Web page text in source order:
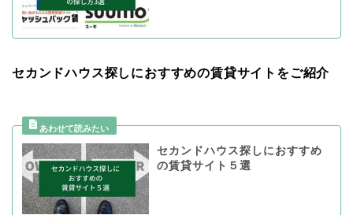
セカンドハウス探しにおすすめの賃貸サイトをご紹介
セカンドハウス探しにおすすめ
の賃貸サイト５選